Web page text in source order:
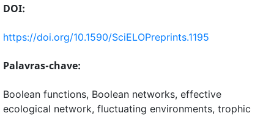
DOI:
https://doi.org/10.1590/SciELOPreprints.1195
Palavras-chave:
Boolean functions, Boolean networks, effective
ecological network, fluctuating environments, trophic